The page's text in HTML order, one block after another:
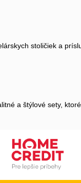
stoličiek a
a štýlové sety,